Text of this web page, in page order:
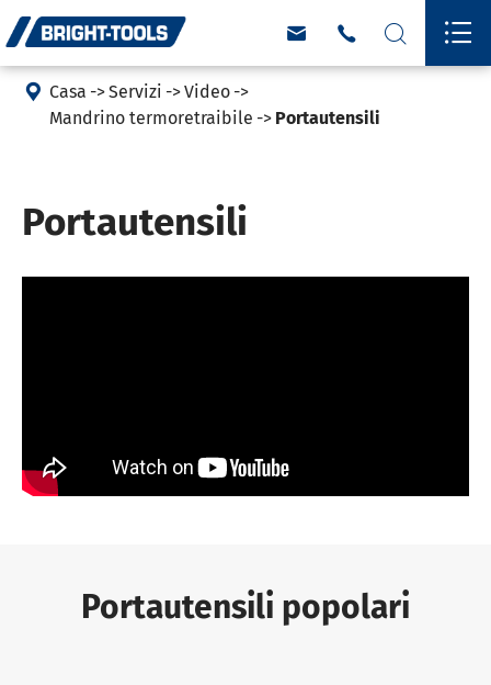
   
 Casa Servizi
Video
Mandrino termoretraibile
Portautensili
Portautensili
Portautensili popolari